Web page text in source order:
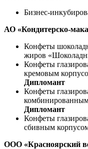
Бизнес-
АО «Кондитерско-
Конфеты
жиров
Конфеты
кремовым
Дипломант
Конфеты
Дипломант
Конфеты
сбивным
ООО «Красноярский